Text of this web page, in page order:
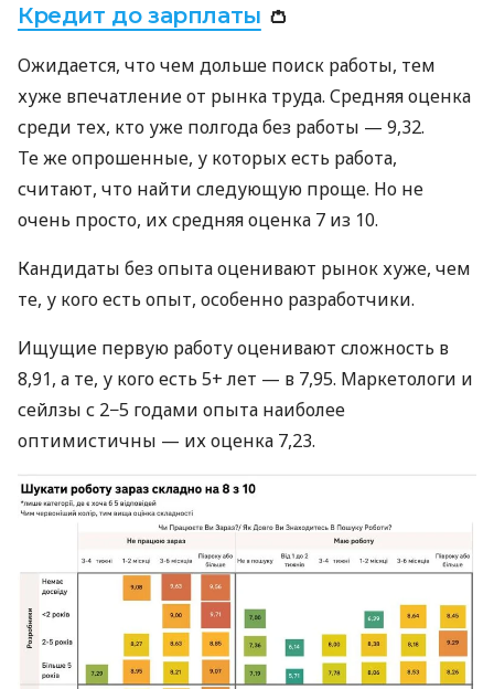
Кредит до зарплаты 👛
Ожидается, что чем дольше поиск работы, тем
хуже впечатление от рынка труда. Средняя оценка
среди тех, кто уже полгода без работы — 9,32.
Те же опрошенные, у которых есть работа,
считают, что найти следующую проще. Но не
очень просто, их средняя оценка 7 из 10.
Кандидаты без опыта оценивают рынок хуже, чем
те, у кого есть опыт, особенно разработчики.
Ищущие первую работу оценивают сложность в
8,91, а те, у кого есть 5+ лет — в 7,95. Маркетологи и
сейлзы с 2−5 годами опыта наиболее
оптимистичны — их оценка 7,23.